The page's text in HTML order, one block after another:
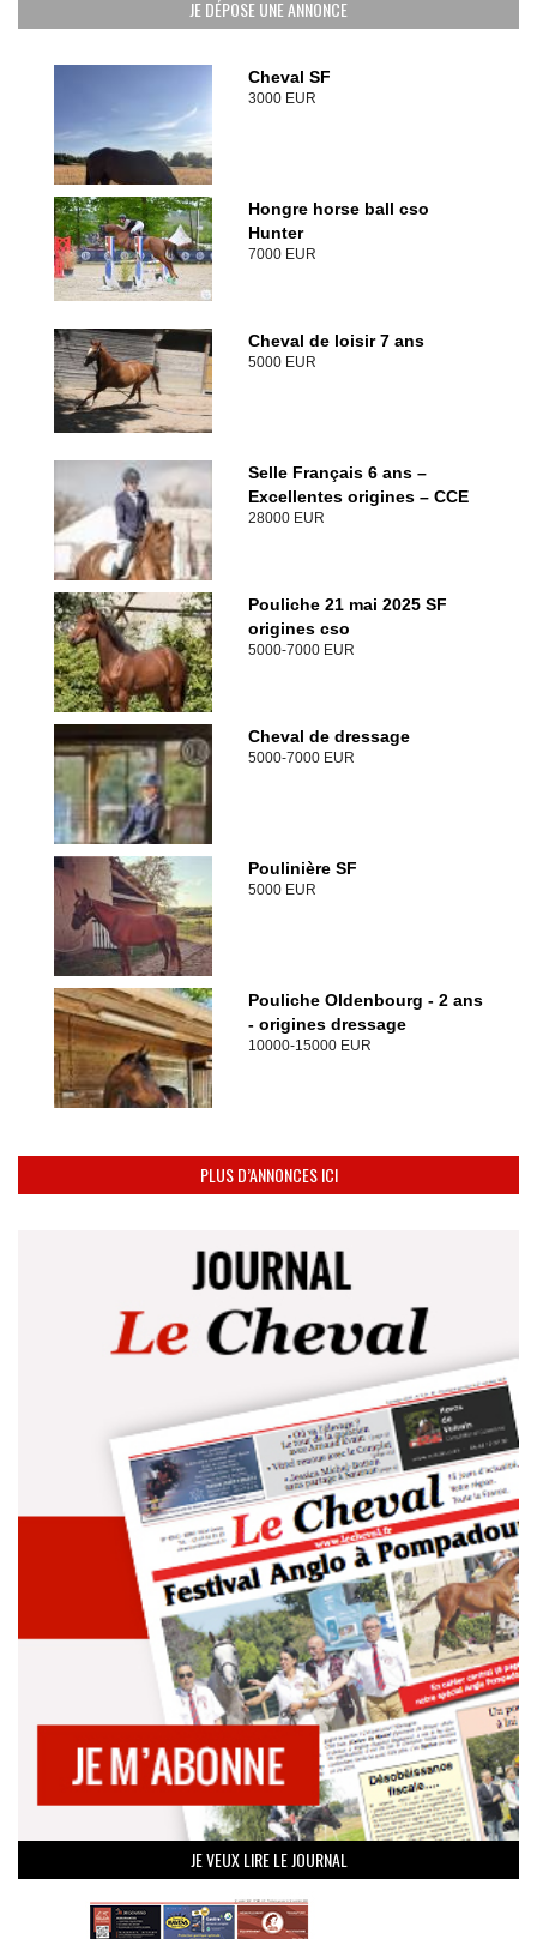
JE DÉPOSE UNE ANNONCE
Cheval SF
3000 EUR
Hongre horse ball cso
Hunter
7000 EUR
Cheval de loisir 7 ans
5000 EUR
Selle Français 6 ans –
Excellentes origines – CCE
28000 EUR
Pouliche 21 mai 2025 SF
origines cso
5000-7000 EUR
Cheval de dressage
5000-7000 EUR
Poulinière SF
5000 EUR
Pouliche Oldenbourg - 2 ans
- origines dressage
10000-15000 EUR
PLUS D’ANNONCES ICI
JE VEUX LIRE LE JOURNAL